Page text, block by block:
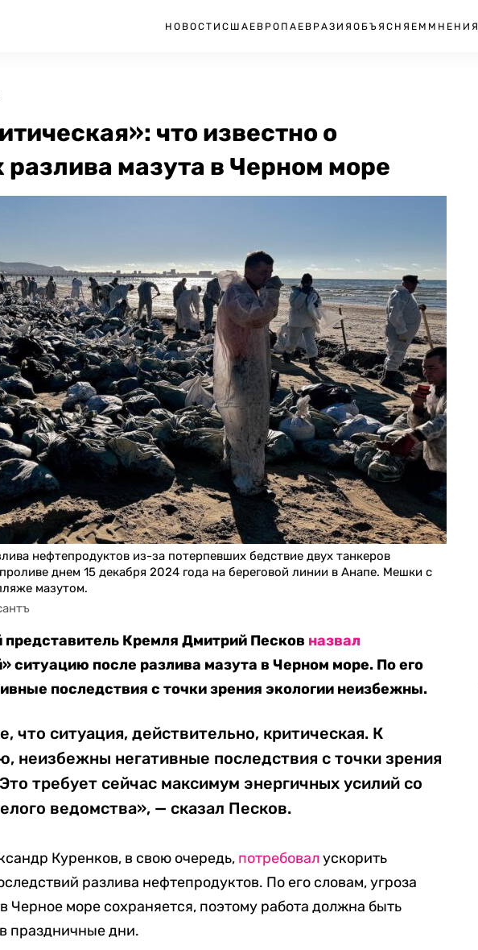
НОВОСТИ США ЕВРОПА ЕВРАЗИЯ ОБЪЯСНЯЕМ МНЕНИЯ
что известно о
разлива мазута в Черном море
нефтепродуктов из-за потерпевших бедствие двух танкеров
днем 15 декабря 2024 года на береговой линии в Анапе. Мешки с
мазутом.
Кремля Дмитрий Песков назвал
ситуацию после разлива мазута в Черном море. По его
последствия с точки зрения экологии неизбежны.
что ситуация, действительно, критическая. К
неизбежны негативные последствия с точки зрения
требует сейчас максимум энергичных усилий со
ведомства», — сказал Песков.
Куренков, в свою очередь, потребовал ускорить
разлива нефтепродуктов. По его словам, угроза
Черное море сохраняется, поэтому работа должна быть
праздничные дни.